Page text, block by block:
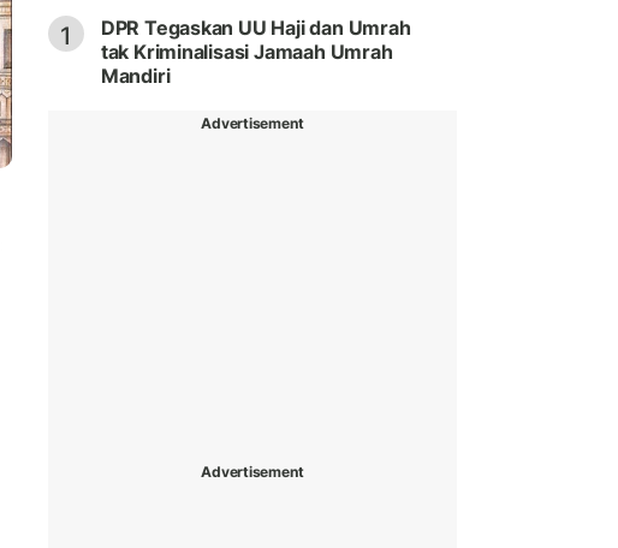
1
DPR Tegaskan UU Haji dan Umrah
tak Kriminalisasi Jamaah Umrah
Mandiri
Advertisement
Advertisement